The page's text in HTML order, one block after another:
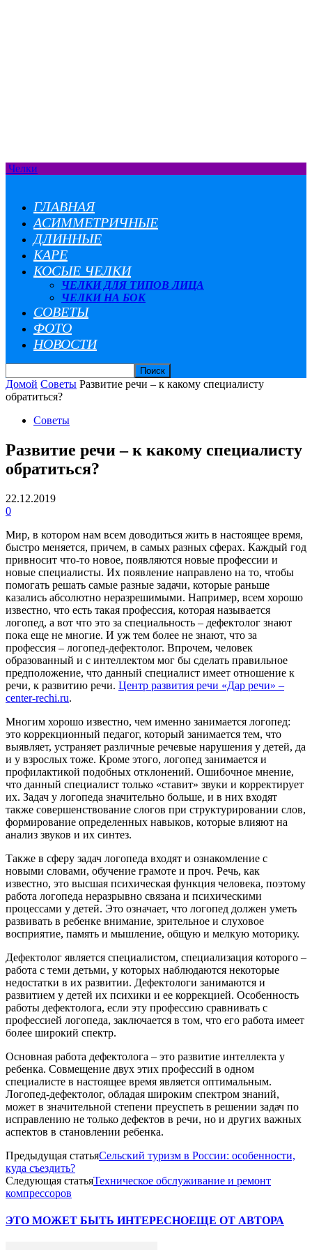
Челки
ГЛАВНАЯ
АСИММЕТРИЧНЫЕ
ДЛИННЫЕ
КАРЕ
КОСЫЕ ЧЕЛКИ
ЧЕЛКИ ДЛЯ ТИПОВ ЛИЦА
ЧЕЛКИ НА БОК
СОВЕТЫ
ФОТО
НОВОСТИ
Домой Советы Развитие речи – к какому специалисту
обратиться?
Советы
Развитие речи – к какому специалисту
обратиться?
22.12.2019
0
Мир, в котором нам всем доводиться жить в настоящее время,
быстро меняется, причем, в самых разных сферах. Каждый год
привносит что-то новое, появляются новые профессии и
новые специалисты. Их появление направлено на то, чтобы
помогать решать самые разные задачи, которые раньше
казались абсолютно неразрешимыми. Например, всем хорошо
известно, что есть такая профессия, которая называется
логопед, а вот что это за специальность – дефектолог знают
пока еще не многие. И уж тем более не знают, что за
профессия – логопед-дефектолог. Впрочем, человек
образованный и с интеллектом мог бы сделать правильное
предположение, что данный специалист имеет отношение к
речи, к развитию речи. Центр развития речи «Дар речи» –
center-rechi.ru.
Многим хорошо известно, чем именно занимается логопед:
это коррекционный педагог, который занимается тем, что
выявляет, устраняет различные речевые нарушения у детей, да
и у взрослых тоже. Кроме этого, логопед занимается и
профилактикой подобных отклонений. Ошибочное мнение,
что данный специалист только «ставит» звуки и корректирует
их. Задач у логопеда значительно больше, и в них входят
также совершенствование слогов при структурировании слов,
формирование определенных навыков, которые влияют на
анализ звуков и их синтез.
Также в сферу задач логопеда входят и ознакомление с
новыми словами, обучение грамоте и проч. Речь, как
известно, это высшая психическая функция человека, поэтому
работа логопеда неразрывно связана и психическими
процессами у детей. Это означает, что логопед должен уметь
развивать в ребенке внимание, зрительное и слуховое
восприятие, память и мышление, общую и мелкую моторику.
Дефектолог является специалистом, специализация которого –
работа с теми детьми, у которых наблюдаются некоторые
недостатки в их развитии. Дефектологи занимаются и
развитием у детей их психики и ее коррекцией. Особенность
работы дефектолога, если эту профессию сравнивать с
профессией логопеда, заключается в том, что его работа имеет
более широкий спектр.
Основная работа дефектолога – это развитие интеллекта у
ребенка. Совмещение двух этих профессий в одном
специалисте в настоящее время является оптимальным.
Логопед-дефектолог, обладая широким спектром знаний,
может в значительной степени преуспеть в решении задач по
исправлению не только дефектов в речи, но и других важных
аспектов в становлении ребенка.
Предыдущая статьяСельский туризм в России: особенности,
куда съездить?
Следующая статьяТехническое обслуживание и ремонт
компрессоров
ЭТО МОЖЕТ БЫТЬ ИНТЕРЕСНОЕЩЕ ОТ АВТОРА